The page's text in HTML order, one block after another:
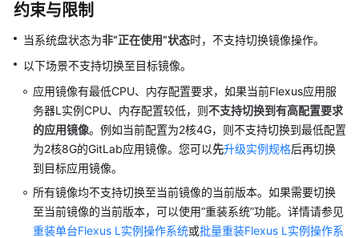
Flexus
实
例
的
限
购
买
Flexus
L
实
约束与限制
当系统盘状态为非“正在使用”状态时，不支持切换镜像操作。
以下场景不支持切换至目标镜像。
应用镜像有最低CPU、内存配置要求，如果当前Flexus应用服
务器L实例CPU、内存配置较低，则不支持切换到有高配置要求
的应用镜像。例如当前配置为2核4G，则不支持切换到最低配置
为2核8G的GitLab应用镜像。您可以先升级实例规格后再切换
到目标应用镜像。
所有镜像均不支持切换至当前镜像的当前版本。如果需要切换
至当前镜像的当前版本，可以使用“重装系统”功能。详情请参见
重装单台Flexus L实例操作系统或批量重装Flexus L实例操作系